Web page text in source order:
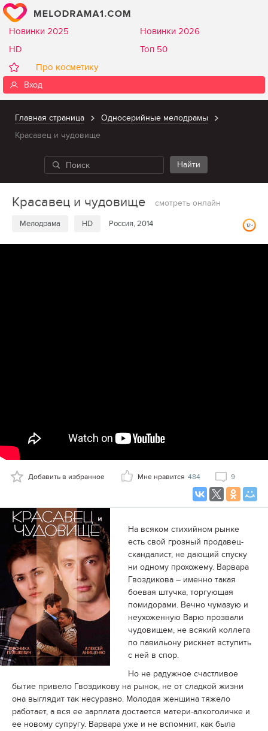
Новинки 2025
Новинки 2026
HD
Топ 50
Про косметику
Вход
Главная страница
Односерийные мелодрамы
Красавец и чудовище
Красавец и чудовище смотреть онлайн
Мелодрама HD Россия, 2014
Добавить в избранное Мне нравится 484 9
На всяком стихийном рынке
есть свой грозный продавец-
скандалист, не дающий спуску
ни одному прохожему. Варвара
Гвоздикова – именно такая
боевая штучка, торгующая
помидорами. Вечно чумазую и
неухоженную Варю прозвали
чудовищем, не всякий коллега
по павильону рискнет вступить
с ней в спор.
Но не радужное счастливое
бытие привело Гвоздикову на рынок, не от сладкой жизни
она выглядит так несуразно. Молодая женщина тяжело
работает, а вся ее зарплата достается матери-алкоголичке и
ее новому супругу. Варвара уже и не вспомнит, как была